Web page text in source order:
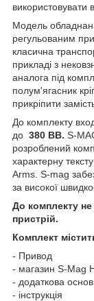
використовувати
Модель
регульованим
класична
прикладі з
аналога під
полум'ягасник
прикріпити
До комплекту
до 380 BB. S-
розроблений
характерну
Arms. S-mag
за високої
До комплекту
пристрій.
Комплект
- Привод
- магазин S-Mag
- додаткова
- інструкція